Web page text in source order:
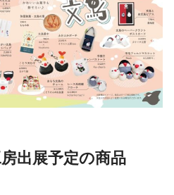
出展予定の商品